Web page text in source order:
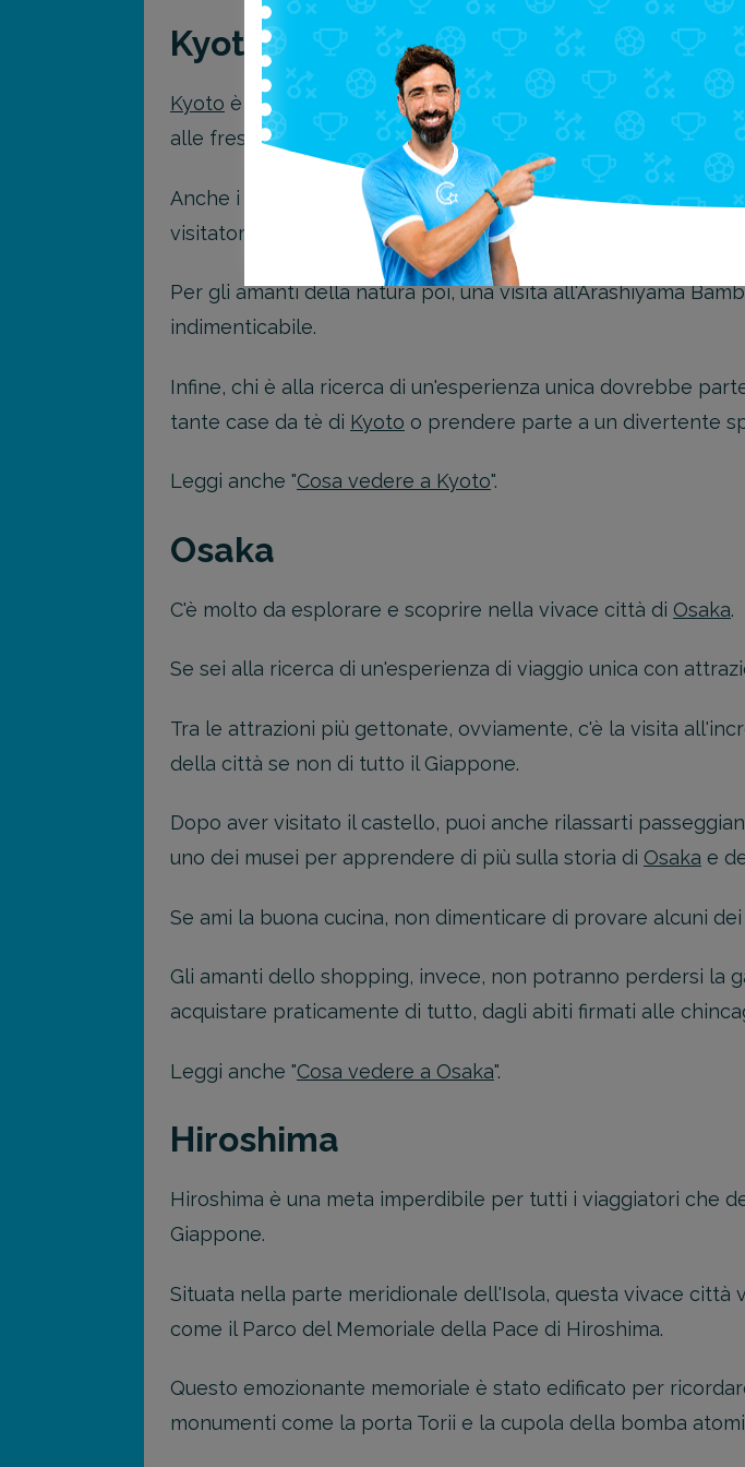
Kyoto
Kyoto è una città incredibile con molte attrazioni, dai
alle fresche passeggiate lungo il Sentiero dei Filosofi.
Anche i siti storici come il Castello Nijo, il Tempio Nishi
visitatori in cerca di esperienze più tradizionali.
Per gli amanti della natura poi, una visita all'Arashiyama
indimenticabile.
Infine, chi è alla ricerca di un'esperienza unica dovrebbe
tante case da tè di Kyoto o prendere parte a un divertente
Leggi anche "Cosa vedere a Kyoto".
Osaka
C'è molto da esplorare e scoprire nella vivace città di Osaka.
Se sei alla ricerca di un'esperienza di viaggio unica con
Tra le attrazioni più gettonate, ovviamente, c'è la visita
della città se non di tutto il Giappone.
Dopo aver visitato il castello, puoi anche rilassarti
uno dei musei per apprendere di più sulla storia di Osaka e
Se ami la buona cucina, non dimenticare di provare alcuni
Gli amanti dello shopping, invece, non potranno perdersi la
acquistare praticamente di tutto, dagli abiti firmati alle
Leggi anche "Cosa vedere a Osaka".
Hiroshima
Hiroshima è una meta imperdibile per tutti i viaggiatori che
Giappone.
Situata nella parte meridionale dell'Isola, questa vivace
come il Parco del Memoriale della Pace di Hiroshima.
Questo emozionante memoriale è stato edificato per
monumenti come la porta Torii e la cupola della bomba